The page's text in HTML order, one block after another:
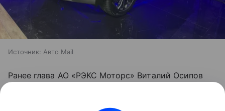
Источник: Авто Mail
Ранее глава АО «РЭКС Моторс» Виталий Осипов